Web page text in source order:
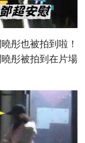
彤也被拍到啦！
彤被拍到在片場